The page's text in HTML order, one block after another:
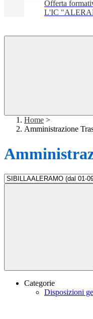
Offerta
L'IC
Home >
Amministrazione
Categorie
Disposizioni